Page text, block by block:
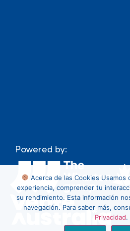
Powered by:
Acerca de las Cookies Usamos
experiencia, comprender tu
su rendimiento. Esta información
navegación. Para saber más,
Privacidad.